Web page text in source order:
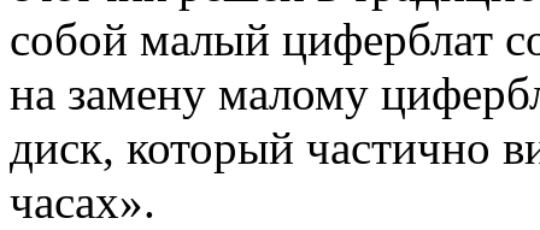
собой малый циферблат
на замену малому
диск, который частично
часах».